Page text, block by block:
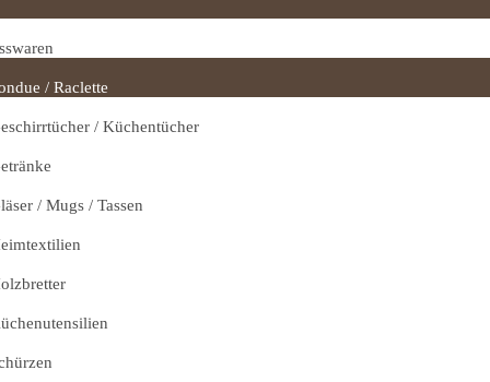
/ Raclette
/ Küchentücher
/ Mugs / Tassen